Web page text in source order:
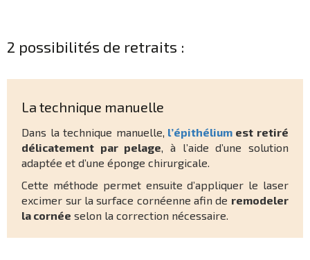
2 possibilités de retraits :
La technique manuelle
Dans la technique manuelle, l’épithéliumest retiré
délicatement par pelage , à l’aide d’une solution
adaptée et d’une éponge chirurgicale.
Cette méthode permet ensuite d’appliquer le laser
excimer sur la surface cornéenne afin de remodeler
la cornée selon la correction nécessaire.